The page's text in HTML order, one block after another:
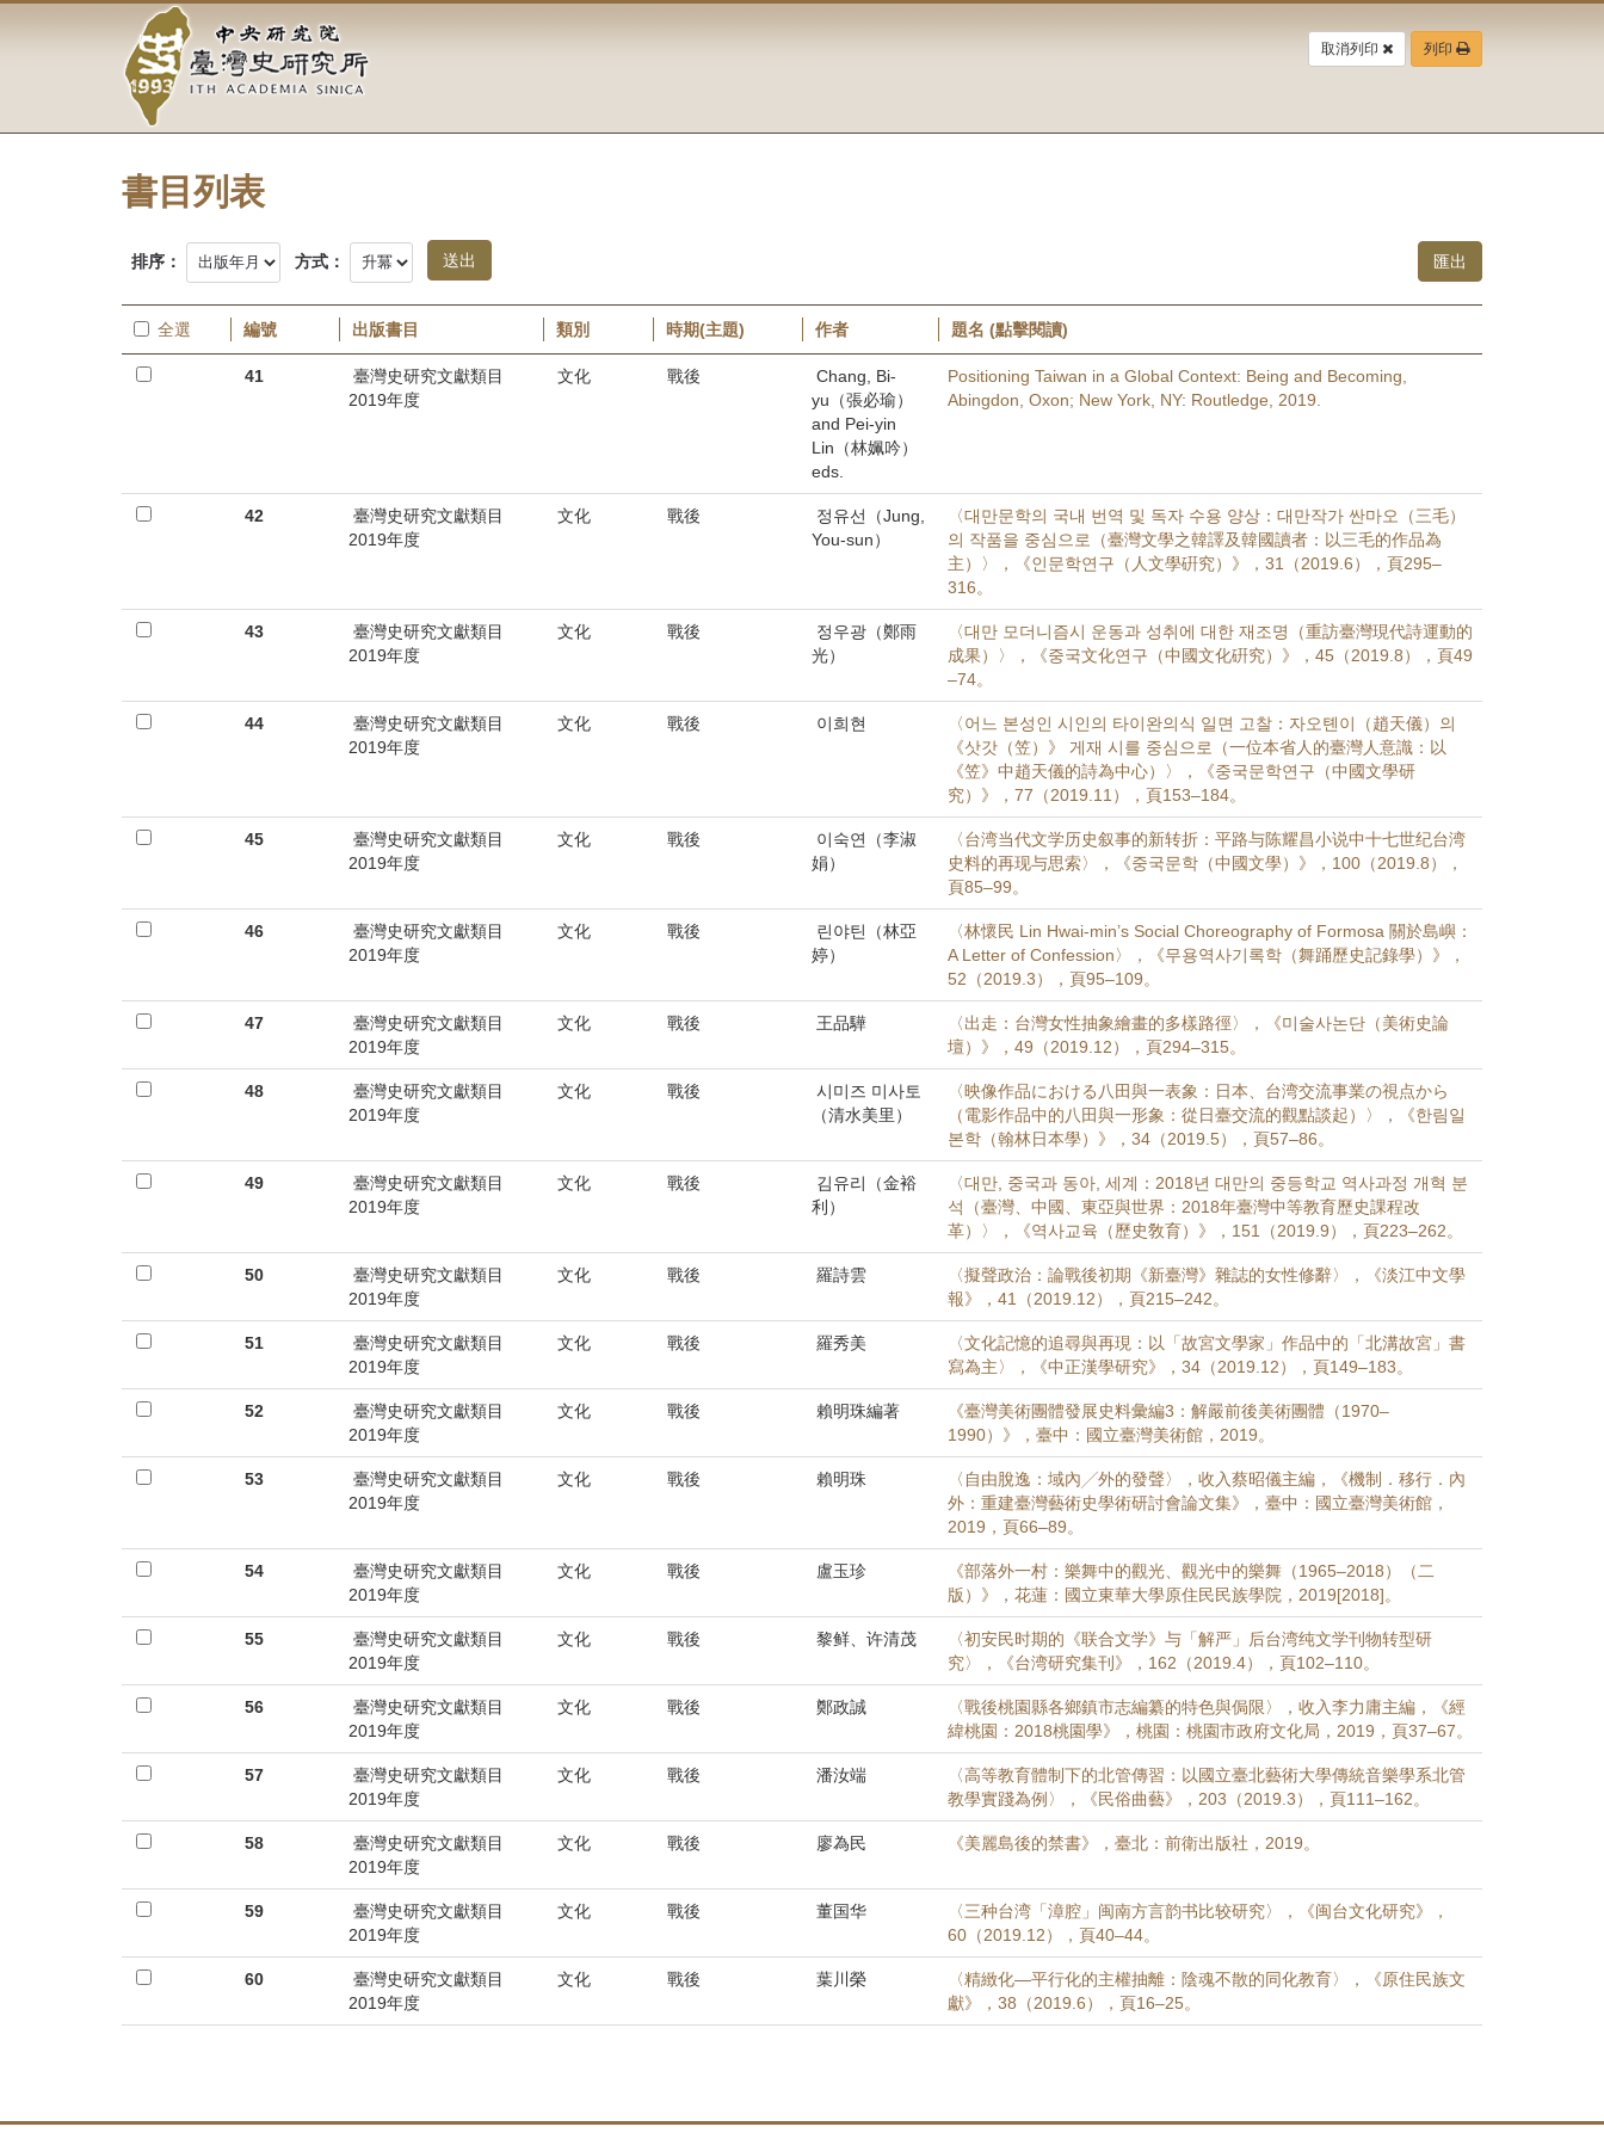
容
中
央
研
究
院-
臺
灣
史
研
所-
首
取消列印 列印
書目列表
排序： 方式：
全選 編號 出版書目 類別 時期(主題) 作者 題名 (點擊閱讀)
41
臺灣史研究文獻類目
2019年度
文化 戰後
Chang, Bi-
yu（張必瑜）
and Pei-yin
Lin（林姵吟）
eds.
Positioning Taiwan in a Global Context: Being and Becoming,
Abingdon, Oxon; New York, NY: Routledge, 2019.
42
臺灣史研究文獻類目
2019年度
文化 戰後
정유선（Jung,
You-sun）
〈대만문학의 국내 번역 및 독자 수용 양상：대만작가 싼마오（三毛）
의 작품을 중심으로（臺灣文學之韓譯及韓國讀者：以三毛的作品為
主）〉，《인문학연구（人文學硏究）》，31（2019.6），頁295–
316。
43
臺灣史研究文獻類目
2019年度
文化 戰後
정우광（鄭雨
光）
〈대만 모더니즘시 운동과 성취에 대한 재조명（重訪臺灣現代詩運動的
成果）〉，《중국文化연구（中國文化硏究）》，45（2019.8），頁49
–74。
44
臺灣史研究文獻類目
2019年度
文化 戰後 이희현
〈어느 본성인 시인의 타이완의식 일면 고찰：자오톈이（趙天儀）의
《삿갓（笠）》 게재 시를 중심으로（一位本省人的臺灣人意識：以
《笠》中趙天儀的詩為中心）〉，《중국문학연구（中國文學研
究）》，77（2019.11），頁153–184。
45
臺灣史研究文獻類目
2019年度
文化 戰後
이숙연（李淑
娟）
〈台湾当代文学历史叙事的新转折：平路与陈耀昌小说中十七世纪台湾
史料的再现与思索〉，《중국문학（中國文學）》，100（2019.8），
頁85–99。
46
臺灣史研究文獻類目
2019年度
文化 戰後
린야틴（林亞
婷）
〈林懷民 Lin Hwai-min’s Social Choreography of Formosa 關於島嶼：
A Letter of Confession〉，《무용역사기록학（舞踊歷史記錄學）》，
52（2019.3），頁95–109。
47
臺灣史研究文獻類目
2019年度
文化 戰後 王品驊
〈出走：台灣女性抽象繪畫的多樣路徑〉，《미술사논단（美術史論
壇）》，49（2019.12），頁294–315。
48
臺灣史研究文獻類目
2019年度
文化 戰後
시미즈 미사토
（清水美里）
〈映像作品における八田與一表象：日本、台湾交流事業の視点から
（電影作品中的八田與一形象：從日臺交流的觀點談起）〉，《한림일
본학（翰林日本學）》，34（2019.5），頁57–86。
49
臺灣史研究文獻類目
2019年度
文化 戰後
김유리（金裕
利）
〈대만, 중국과 동아, 세계：2018년 대만의 중등학교 역사과정 개혁 분
석（臺灣、中國、東亞與世界：2018年臺灣中等教育歷史課程改
革）〉，《역사교육（歷史敎育）》，151（2019.9），頁223–262。
50
臺灣史研究文獻類目
2019年度
文化 戰後 羅詩雲
〈擬聲政治：論戰後初期《新臺灣》雜誌的女性修辭〉，《淡江中文學
報》，41（2019.12），頁215–242。
51
臺灣史研究文獻類目
2019年度
文化 戰後 羅秀美
〈文化記憶的追尋與再現：以「故宮文學家」作品中的「北溝故宮」書
寫為主〉，《中正漢學研究》，34（2019.12），頁149–183。
52
臺灣史研究文獻類目
2019年度
文化 戰後 賴明珠編著
《臺灣美術團體發展史料彙編3：解嚴前後美術團體（1970–
1990）》，臺中：國立臺灣美術館，2019。
53
臺灣史研究文獻類目
2019年度
文化 戰後 賴明珠
〈自由脫逸：域內╱外的發聲〉，收入蔡昭儀主編，《機制．移行．內
外：重建臺灣藝術史學術研討會論文集》，臺中：國立臺灣美術館，
2019，頁66–89。
54
臺灣史研究文獻類目
2019年度
文化 戰後 盧玉珍
《部落外一村：樂舞中的觀光、觀光中的樂舞（1965–2018）（二
版）》，花蓮：國立東華大學原住民民族學院，2019[2018]。
55
臺灣史研究文獻類目
2019年度
文化 戰後 黎鲜、许清茂
〈初安民时期的《联合文学》与「解严」后台湾纯文学刊物转型研
究〉，《台湾研究集刊》，162（2019.4），頁102–110。
56
臺灣史研究文獻類目
2019年度
文化 戰後 鄭政誠
〈戰後桃園縣各鄉鎮市志編纂的特色與侷限〉，收入李力庸主編，《經
緯桃園：2018桃園學》，桃園：桃園市政府文化局，2019，頁37–67。
57
臺灣史研究文獻類目
2019年度
文化 戰後 潘汝端
〈高等教育體制下的北管傳習：以國立臺北藝術大學傳統音樂學系北管
教學實踐為例〉，《民俗曲藝》，203（2019.3），頁111–162。
58
臺灣史研究文獻類目
2019年度
文化 戰後 廖為民 《美麗島後的禁書》，臺北：前衛出版社，2019。
59
臺灣史研究文獻類目
2019年度
文化 戰後 董国华
〈三种台湾「漳腔」闽南方言韵书比较研究〉，《闽台文化研究》，
60（2019.12），頁40–44。
60
臺灣史研究文獻類目
2019年度
文化 戰後 葉川榮
〈精緻化—平行化的主權抽離：陰魂不散的同化教育〉，《原住民族文
獻》，38（2019.6），頁16–25。